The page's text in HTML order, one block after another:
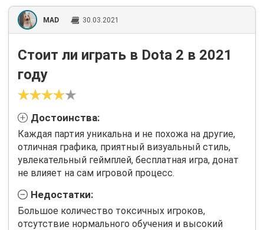
MAD 30.03.2021
Стоит ли играть в Dota 2 в 2021
году
Достоинства:
Каждая партия уникальна и не похожа на другие,
отличная графика, приятный визуальный стиль,
увлекательный геймплей, бесплатная игра, донат
не влияет на сам игровой процесс.
Недостатки:
Большое количество токсичных игроков,
отсутствие нормального обучения и высокий